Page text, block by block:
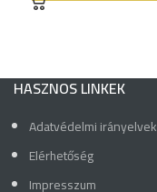
HASZNOS LINKEK
Adatvédelmi irányelvek
Elérhetőség
Impresszum